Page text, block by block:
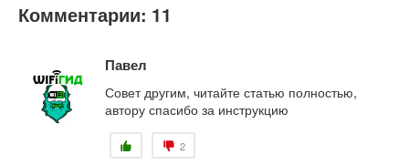
Комментарии: 11
Павел
Совет другим, читайте статью полностью,
автору спасибо за инструкцию
2